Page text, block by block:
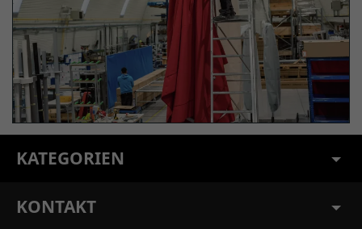
KATEGORIEN
KONTAKT